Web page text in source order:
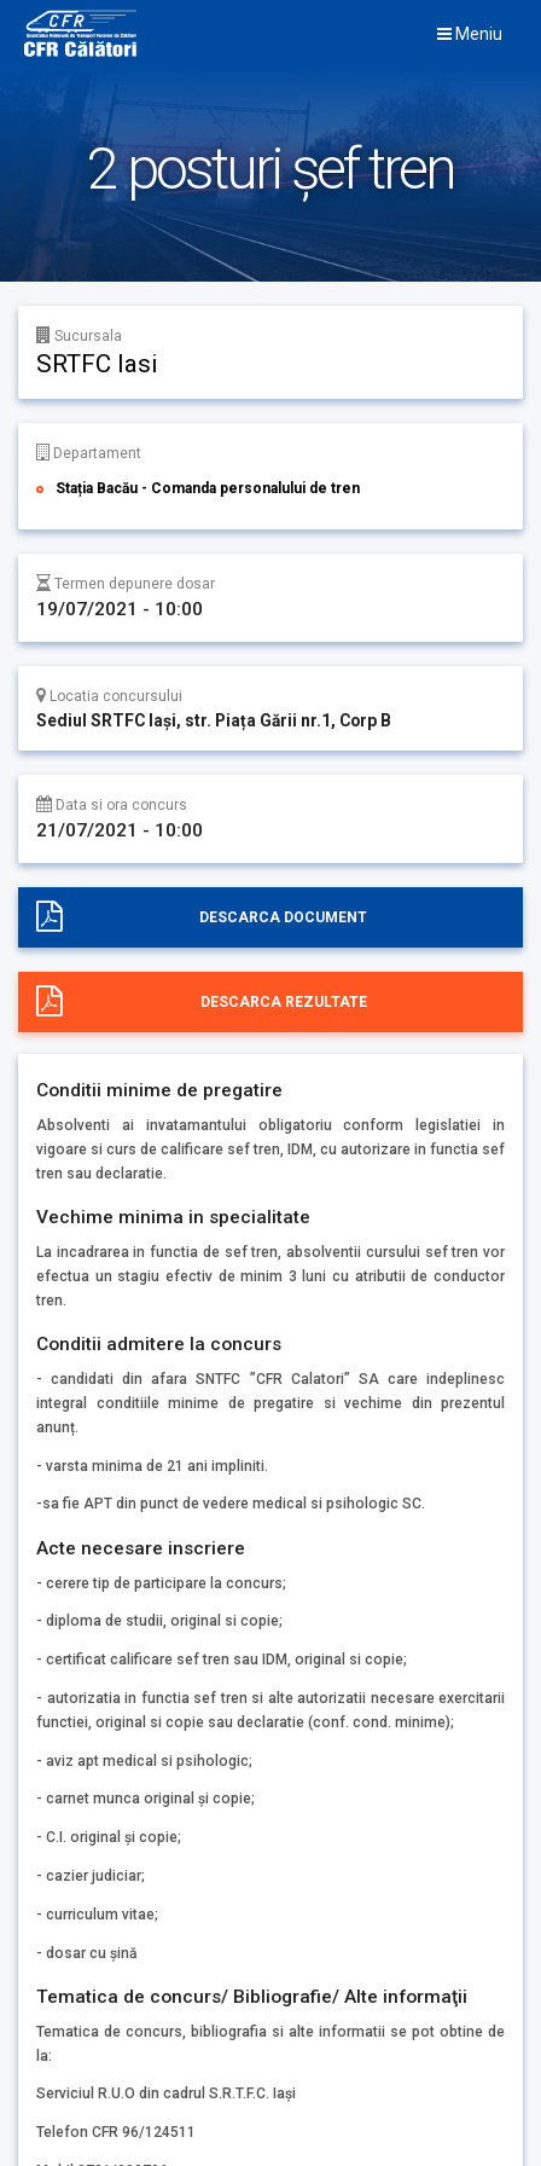
content
Meniu
2 posturi șef tren
Sucursala
SRTFC Iasi
Departament
Stația Bacău - Comanda personalului de tren
Termen depunere dosar
19/07/2021 - 10:00
Locatia concursului
Sediul SRTFC Iași, str. Piața Gării nr.1, Corp B
Data si ora concurs
21/07/2021 - 10:00
DESCARCA DOCUMENT
DESCARCA REZULTATE
Conditii minime de pregatire
Absolventi ai invatamantului obligatoriu conform legislatiei in
vigoare si curs de calificare sef tren, IDM, cu autorizare in functia sef
tren sau declaratie.
Vechime minima in specialitate
La incadrarea in functia de sef tren, absolventii cursului sef tren vor
efectua un stagiu efectiv de minim 3 luni cu atributii de conductor
tren.
Conditii admitere la concurs
- candidati din afara SNTFC ”CFR Calatori” SA care indeplinesc
integral conditiile minime de pregatire si vechime din prezentul
anunț.
- varsta minima de 21 ani impliniti.
-sa fie APT din punct de vedere medical si psihologic SC.
Acte necesare inscriere
- cerere tip de participare la concurs;
- diploma de studii, original si copie;
- certificat calificare sef tren sau IDM, original si copie;
- autorizatia in functia sef tren si alte autorizatii necesare exercitarii
functiei, original si copie sau declaratie (conf. cond. minime);
- aviz apt medical si psihologic;
- carnet munca original și copie;
- C.I. original și copie;
- cazier judiciar;
- curriculum vitae;
- dosar cu șină
Tematica de concurs/ Bibliografie/ Alte informaţii
Tematica de concurs, bibliografia si alte informatii se pot obtine de
la:
Serviciul R.U.O din cadrul S.R.T.F.C. Iași
Telefon CFR 96/124511